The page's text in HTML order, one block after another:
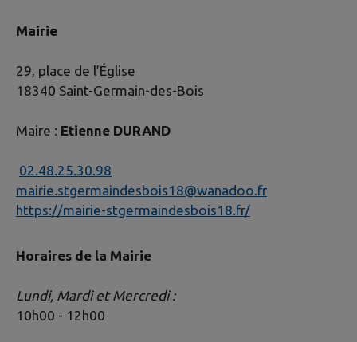
Mairie
29, place de l’Église
18340 Saint-Germain-des-Bois
Maire : Etienne DURAND
02.48.25.30.98
mairie.stgermaindesbois18@wanadoo.fr
https://mairie-stgermaindesbois18.fr/
Horaires de la Mairie
Lundi, Mardi et Mercredi :
10h00 - 12h00